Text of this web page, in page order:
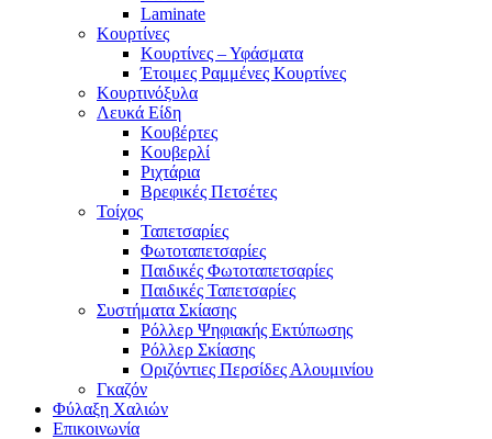
Laminate
Κουρτίνες
Κουρτίνες – Υφάσματα
Έτοιμες Ραμμένες Κουρτίνες
Κουρτινόξυλα
Λευκά Είδη
Κουβέρτες
Κουβερλί
Ριχτάρια
Βρεφικές Πετσέτες
Τοίχος
Ταπετσαρίες
Φωτοταπετσαρίες
Παιδικές Φωτοταπετσαρίες
Παιδικές Ταπετσαρίες
Συστήματα Σκίασης
Ρόλλερ Ψηφιακής Εκτύπωσης
Ρόλλερ Σκίασης
Οριζόντιες Περσίδες Αλουμινίου
Γκαζόν
Φύλαξη Χαλιών
Επικοινωνία